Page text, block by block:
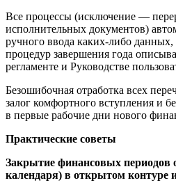
Все процессы (исключение —
исполнительных документов)
ручного ввода каких-либо
процедур завершения года
регламенте и Руководстве
Безошибочная отработка всех
залог комфортного вступления и
в первые рабочие дни нового
Практические советы
Закрытие финансовых периодов
календаря) в открытом контуре